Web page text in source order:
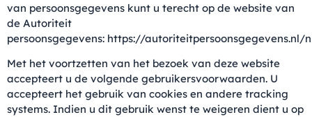
van persoonsgegevens kunt u terecht op de website van
de Autoriteit
persoonsgegevens: https://autoriteitpersoonsgegevens.nl/
Met het voortzetten van het bezoek van deze website
accepteert u de volgende gebruikersvoorwaarden. U
accepteert het gebruik van cookies en andere tracking
systems. Indien u dit gebruik wenst te weigeren dient u op